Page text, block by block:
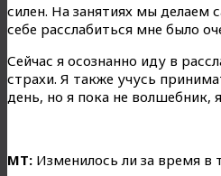
силен. На занятиях мы делаем
себе расслабиться мне было
Сейчас я осознанно иду в
страхи. Я также учусь
день, но я пока не волшебник,
МТ: Изменилось ли за время в